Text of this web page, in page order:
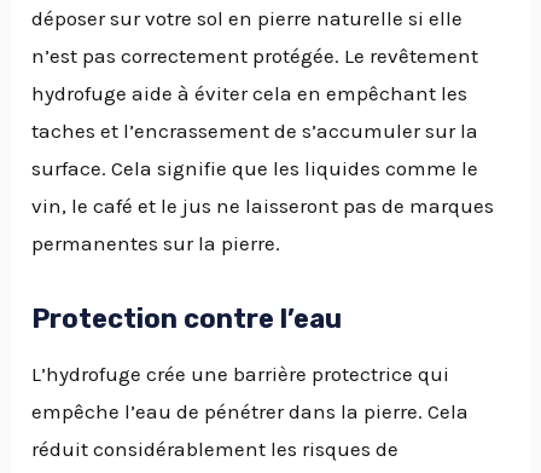
déposer sur votre sol en pierre naturelle si elle
n’est pas correctement protégée. Le revêtement
hydrofuge aide à éviter cela en empêchant les
taches et l’encrassement de s’accumuler sur la
surface. Cela signifie que les liquides comme le
vin, le café et le jus ne laisseront pas de marques
permanentes sur la pierre.
Protection contre l’eau
L’hydrofuge crée une barrière protectrice qui
empêche l’eau de pénétrer dans la pierre. Cela
réduit considérablement les risques de